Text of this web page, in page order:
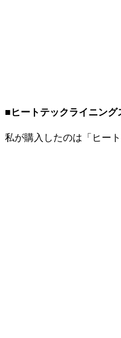
■ヒートテックライニン
私が購入したのは「ヒー